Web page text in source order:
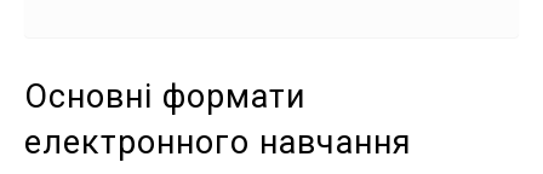
Основні формати
електронного навчання